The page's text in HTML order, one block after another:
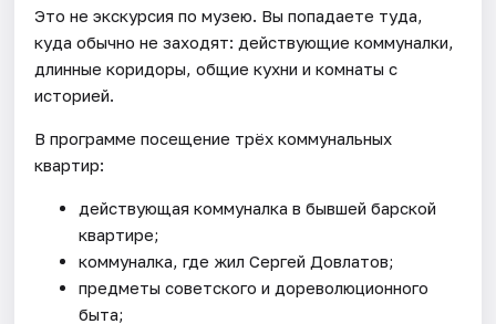
Это не экскурсия по музею. Вы попадаете туда,
куда обычно не заходят: действующие коммуналки,
длинные коридоры, общие кухни и комнаты с
историей.
В программе посещение трёх коммунальных
квартир:
действующая коммуналка в бывшей барской
квартире;
коммуналка, где жил Сергей Довлатов;
предметы советского и дореволюционного
быта;